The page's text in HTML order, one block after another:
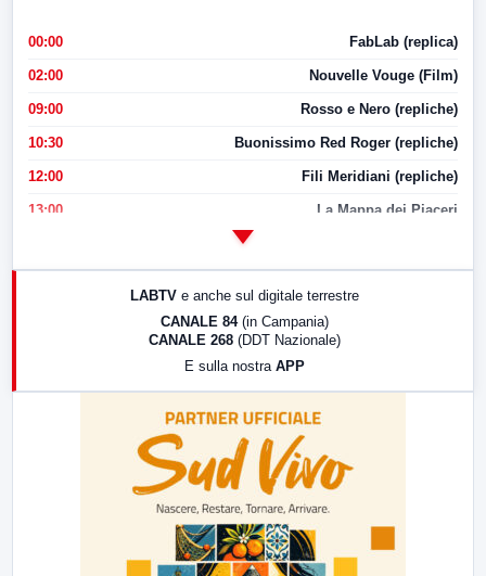
00:00 FabLab (replica)
02:00 Nouvelle Vouge (Film)
09:00 Rosso e Nero (repliche)
10:30 Buonissimo Red Roger (repliche)
12:00 Fili Meridiani (repliche)
13:00 La Mappa dei Piaceri
17:00 LabNews (replica)
LABTV e anche sul digitale terrestre
CANALE 84 (in Campania)
CANALE 268 (DDT Nazionale)
E sulla nostra APP